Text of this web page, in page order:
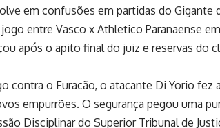
em confusões em partidas do Gigante
entre Vasco x Athletico Paranaense
após o apito final do juiz e reservas do
contra o Furacão, o atacante Di Yorio fez
empurrões. O segurança pegou uma
Disciplinar do Superior Tribunal de